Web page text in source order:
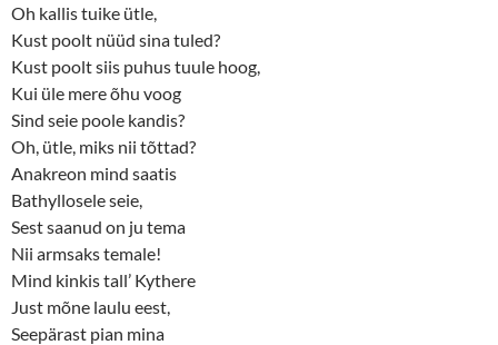
Oh kallis tuike ütle,
Kust poolt nüüd sina tuled?
Kust poolt siis puhus tuule hoog,
Kui üle mere õhu voog
Sind seie poole kandis?
Oh, ütle, miks nii tõttad?
Anakreon mind saatis
Bathyllosele seie,
Sest saanud on ju tema
Nii armsaks temale!
Mind kinkis tall’ Kythere
Just mõne laulu eest,
Seepärast pian mina